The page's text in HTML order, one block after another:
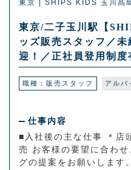
東京 | SHIPS KIDS 玉川髙
東京/二子玉川駅【
ッズ販売スタッフ／
迎！／正社員登用制
職種：販売スタッフ アルバ
仕事内容
■入社後の主な仕事 ＊店
売 お客様の要望に合わ
グの提案をお願いします